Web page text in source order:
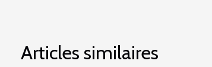
Articles similaires